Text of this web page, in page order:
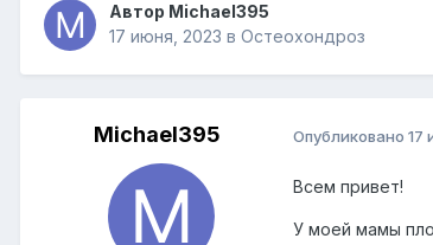
Автор Michael395
17 июня, 2023 в Остеохондроз
Michael395 Опубликовано 17
Всем привет!
У моей мамы